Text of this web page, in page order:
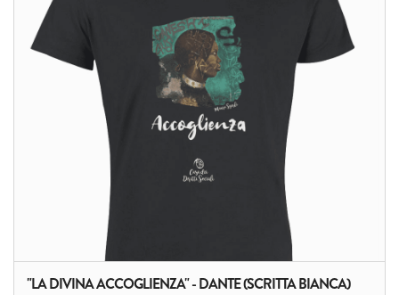
"LA DIVINA ACCOGLIENZA" - DANTE (SCRITTA BIANCA)